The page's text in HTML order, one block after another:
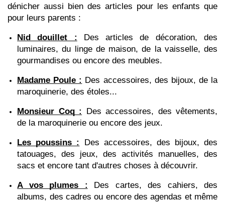
dénicher aussi bien des articles pour les enfants que
pour leurs parents :
Nid douillet : Des articles de décoration, des
luminaires, du linge de maison, de la vaisselle, des
gourmandises ou encore des meubles.
Madame Poule : Des accessoires, des bijoux, de la
maroquinerie, des étoles...
Monsieur Coq : Des accessoires, des vêtements,
de la maroquinerie ou encore des jeux.
Les poussins :
Des accessoires, des bijoux, des
tatouages, des jeux, des activités manuelles, des
sacs et encore tant d'autres choses à découvrir.
A vos plumes : Des cartes, des cahiers, des
albums, des cadres ou encore des agendas et même